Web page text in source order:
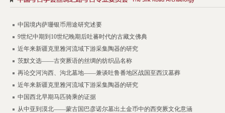
中国境内萨珊银币用途研究述要
9世纪中期到10世纪晚期后吐蕃时代的古藏文佛典
近年来新疆克里雅河流域下游采集陶器的研究
茨默文选——古突厥语的丝绸的纺织品名称
再论交河沟西、沟北墓地——兼谈吐鲁番地区战国至西汉墓葬
近年来新疆克里雅河流域下游采集陶器的研究
中国西北早期马匹骑乘的证据
从中亚到漠北——蒙古国巴彦诺尔墓出土金币中的西突厥文化意涵